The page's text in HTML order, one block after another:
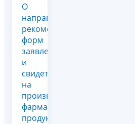
О
направлении
рекомендуемых
форм
заявления
и
свидетельства
на
производство
фармацевтической
продукции